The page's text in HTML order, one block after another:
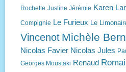
Rochette Justine Jérémie Karen
Compignie Le Furieux Le
Vincenot Michèle
Nicolas Favier Nicolas Jules
Georges Moustaki Renaud